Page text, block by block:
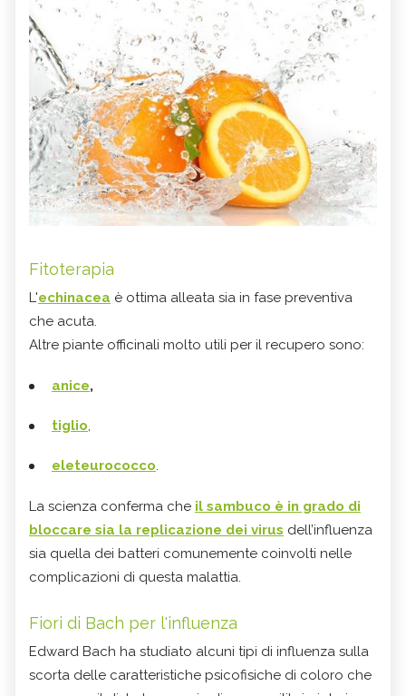
Fitoterapia
L'echinacea è ottima alleata sia in fase preventiva
che acuta.
Altre piante officinali molto utili per il recupero sono:
anice,
tiglio,
eleteurococco.
La scienza conferma che il sambuco è in grado di
bloccare sia la replicazione dei virus dell’influenza
sia quella dei batteri comunemente coinvolti nelle
complicazioni di questa malattia.
Fiori di Bach per l'influenza
Edward Bach ha studiato alcuni tipi di influenza sulla
scorta delle caratteristiche psicofisiche di coloro che